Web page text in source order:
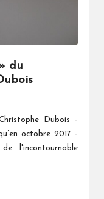
du
Dubois -
octobre 2017 -
l'incontournable